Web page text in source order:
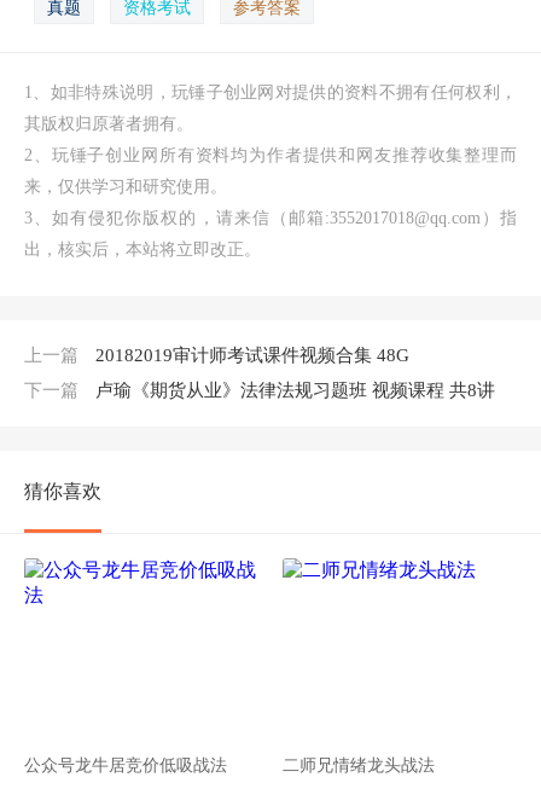
真题 资格考试 参考答案
1、如非特殊说明，玩锤子创业网对提供的资料不拥有任何权利，
其版权归原著者拥有。
2、玩锤子创业网所有资料均为作者提供和网友推荐收集整理而
来，仅供学习和研究使用。
3、如有侵犯你版权的，请来信（邮箱:3552017018@qq.com）指
出，核实后，本站将立即改正。
上一篇
20182019审计师考试课件视频合集 48G
下一篇
卢瑜《期货从业》法律法规习题班 视频课程 共8讲
猜你喜欢
公众号龙牛居竞价低吸战法 二师兄情绪龙头战法